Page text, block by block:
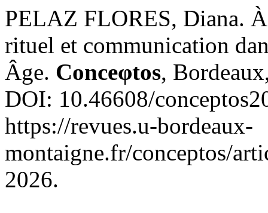
PELAZ FLORES, Diana.
rituel et communication
Âge. Conceφtos,
DOI: 10.46608/
https://revues.u-bordeaux-
montaigne.fr/conceptos/
2026.